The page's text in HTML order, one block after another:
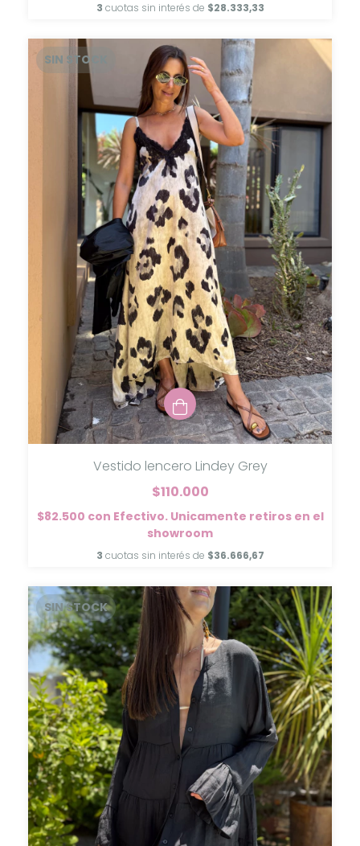
3 cuotas sin interés de $28.333,33
SIN STOCK
Vestido lencero Lindey Grey
$110.000
$82.500 con Efectivo. Unicamente retiros en el
showroom
3 cuotas sin interés de $36.666,67
SIN STOCK